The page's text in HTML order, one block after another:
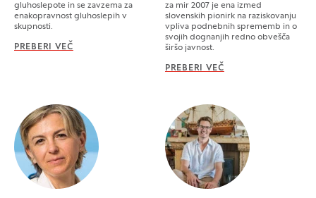
gluhoslepote in se zavzema za
enakopravnost gluhoslepih v
skupnosti.
PREBERI VEČ SIMONA GERENČER PEGAN
za mir 2007 je ena izmed
slovenskih pionirk na raziskovanju
vpliva podnebnih sprememb in o
svojih dognanjih redno obvešča
širšo javnost.
PREBERI VEČ